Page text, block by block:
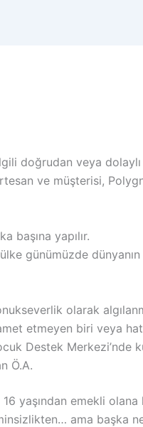
doğrudan veya
ve müşterisi,
başına yapılır.
günümüzde
olarak
etmeyen biri veya
Destek
Ö.A.
yaşından emekli olana
ama başka